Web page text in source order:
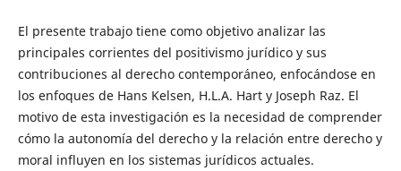
El presente trabajo tiene como objetivo analizar las
principales corrientes del positivismo jurídico y sus
contribuciones al derecho contemporáneo, enfocándose en
los enfoques de Hans Kelsen, H.L.A. Hart y Joseph Raz. El
motivo de esta investigación es la necesidad de comprender
cómo la autonomía del derecho y la relación entre derecho y
moral influyen en los sistemas jurídicos actuales.